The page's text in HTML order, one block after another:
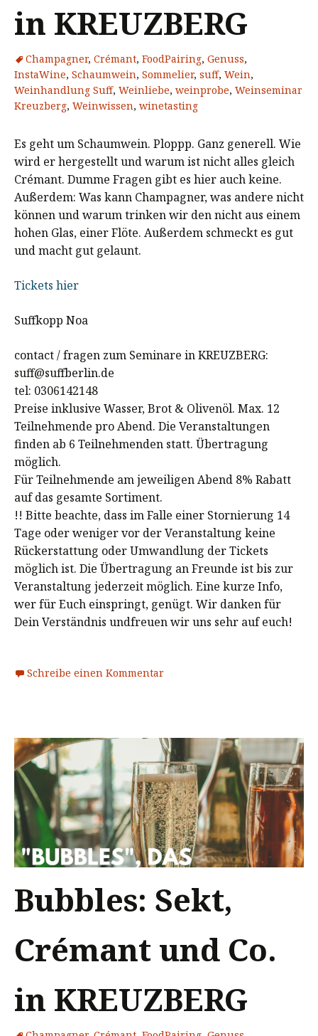
in KREUZBERG
Champagner, Crémant, FoodPairing, Genuss,
InstaWine, Schaumwein, Sommelier, suff, Wein,
Weinhandlung Suff, Weinliebe, weinprobe, Weinseminar
Kreuzberg, Weinwissen, winetasting
Es geht um Schaumwein. Ploppp. Ganz generell. Wie
wird er hergestellt und warum ist nicht alles gleich
Crémant. Dumme Fragen gibt es hier auch keine.
Außerdem: Was kann Champagner, was andere nicht
können und warum trinken wir den nicht aus einem
hohen Glas, einer Flöte. Außerdem schmeckt es gut
und macht gut gelaunt.
Tickets hier
Suffkopp Noa
contact / fragen zum Seminare in KREUZBERG:
suff@suffberlin.de
tel: 0306142148
Preise inklusive Wasser, Brot & Olivenöl. Max. 12
Teilnehmende pro Abend. Die Veranstaltungen
finden ab 6 Teilnehmenden statt. Übertragung
möglich.
Für Teilnehmende am jeweiligen Abend 8% Rabatt
auf das gesamte Sortiment.
!! Bitte beachte, dass im Falle einer Stornierung 14
Tage oder weniger vor der Veranstaltung keine
Rückerstattung oder Umwandlung der Tickets
möglich ist. Die Übertragung an Freunde ist bis zur
Veranstaltung jederzeit möglich. Eine kurze Info,
wer für Euch einspringt, genügt. Wir danken für
Dein Verständnis undfreuen wir uns sehr auf euch!
Schreibe einen Kommentar
Bubbles: Sekt,
Crémant und Co.
in KREUZBERG